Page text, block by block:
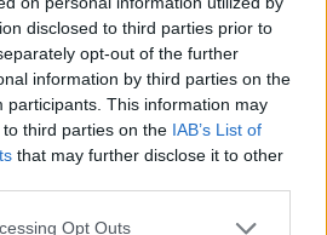
disclosed to third parties prior to
opt-out of the further
information by third parties on the
participants. This information may
third parties on the IAB’s List of
that may further disclose it to other
Opt Outs
δυσφωνία είναι
ομάδα
το είδος και
και να
ενδεχόμενο κάποιας